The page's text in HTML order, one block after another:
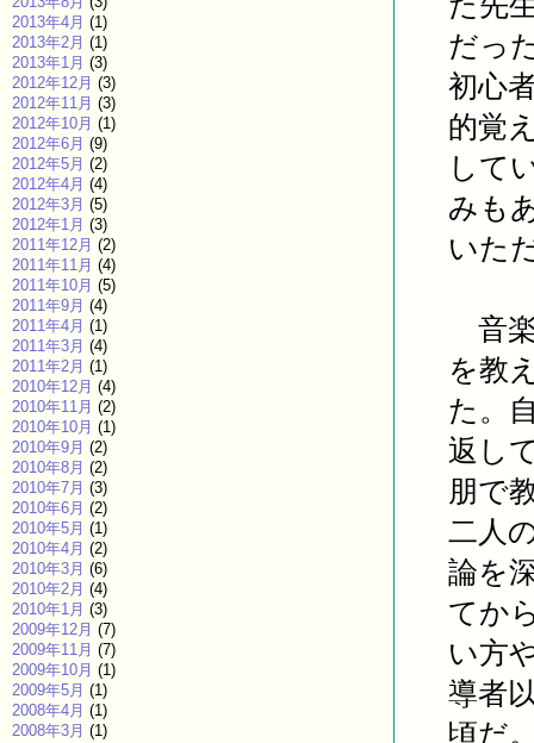
だっ
初心
的覚
して
みも
いた
音楽
を教
た。
返し
朋で
二人
論を
てか
い方
導者
頃だ
2013年4月 (1)
2013年2月 (1)
2013年1月 (3)
2012年12月 (3)
2012年11月 (3)
2012年10月 (1)
2012年6月 (9)
2012年5月 (2)
2012年4月 (4)
2012年3月 (5)
2012年1月 (3)
2011年12月 (2)
2011年11月 (4)
2011年10月 (5)
2011年9月 (4)
2011年4月 (1)
2011年3月 (4)
2011年2月 (1)
2010年12月 (4)
2010年11月 (2)
2010年10月 (1)
2010年9月 (2)
2010年8月 (2)
2010年7月 (3)
2010年6月 (2)
2010年5月 (1)
2010年4月 (2)
2010年3月 (6)
2010年2月 (4)
2010年1月 (3)
2009年12月 (7)
2009年11月 (7)
2009年10月 (1)
2009年5月 (1)
2008年4月 (1)
2008年3月 (1)